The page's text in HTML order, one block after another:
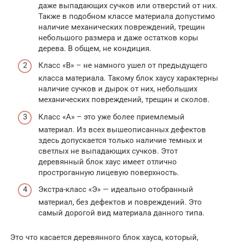
даже выпадающих сучков или отверстий от них.
Также в подобном классе материала допустимо
наличие механических повреждений, трещин
небольшого размера и даже остатков коры
дерева. В общем, не кондиция.
Класс «В» – не намного ушел от предыдущего
класса материала. Такому блок хаусу характерны
наличие сучков и дырок от них, небольших
механических повреждений, трещин и сколов.
Класс «А» – это уже более приемлемый
материал. Из всех вышеописанных дефектов
здесь допускается только наличие темных и
светлых не выпадающих сучков. Этот
деревянный блок хаус имеет отлично
простроганную лицевую поверхность.
Экстра-класс «Э» — идеально отобранный
материал, без дефектов и повреждений. Это
самый дорогой вид материала данного типа.
Это что касается деревянного блок хауса, который,